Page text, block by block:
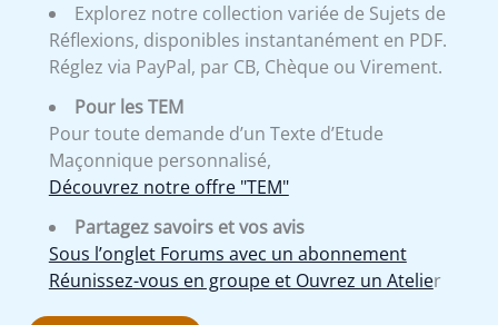
Explorez notre collection variée de Sujets de
Réflexions, disponibles instantanément en PDF.
Réglez via PayPal, par CB, Chèque ou Virement.
Pour les TEM
Pour toute demande d’un Texte d’Etude
Maçonnique personnalisé,
Découvrez notre offre "TEM"
Partagez savoirs et vos avis
Sous l’onglet Forums avec un abonnement
Réunissez-vous en groupe et Ouvrez un Atelier